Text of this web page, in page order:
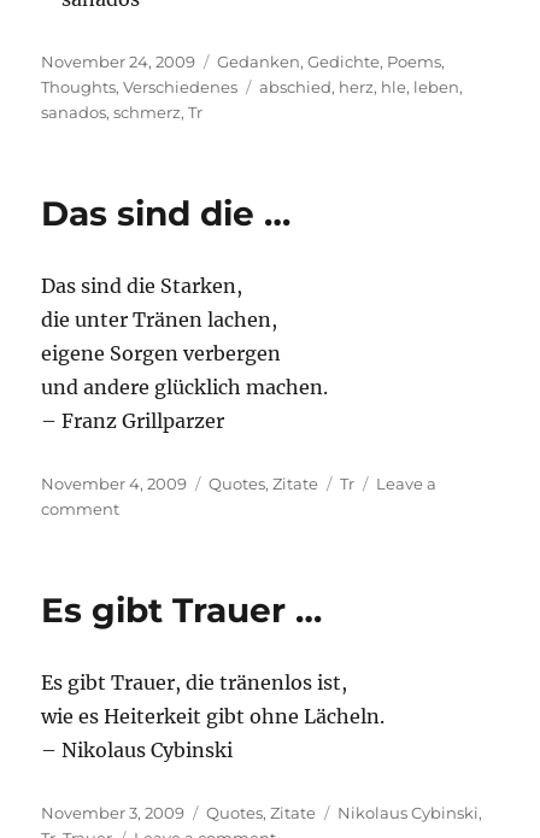
Posted
on
November 24, 2009 Categories
Gedanken,Gedichte, Poems,
Thoughts,Verschiedenes Tags
abschied, herz, hle, leben,
sanados,schmerz,Tr
Das sind die …
Das sind die Starken,
die unter Tränen lachen,
eigene Sorgen verbergen
und andere glücklich machen.
– Franz Grillparzer
Posted
on
November 4, 2009 Categories
Quotes,Zitate Tags
Tr
Leave a
commenton
…
Es gibt Trauer …
Es gibt Trauer, die tränenlos ist,
wie es Heiterkeit gibt ohne Lächeln.
– Nikolaus Cybinski
Posted
November 3, 2009 Categories
Quotes,Zitate Tags
Nikolaus Cybinski,